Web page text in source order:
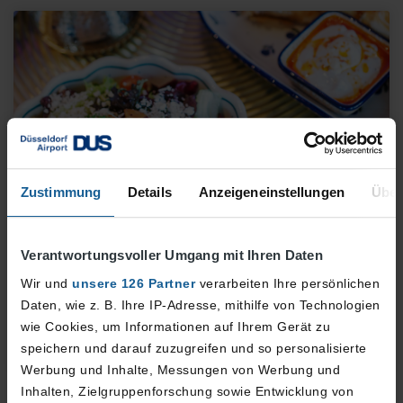
Zustimmung Details Anzeigeneinstellungen
Verantwortungsvoller Umgang mit Ihren Daten
Wir und unsere 126 Partnerverarbeiten Ihre persönlichen
Daten, wie z. B. Ihre IP-Adresse, mithilfe von Technologien
wie Cookies, um Informationen auf Ihrem Gerät zu
speichern und darauf zuzugreifen und so personalisierte
Werbung und Inhalte, Messungen von Werbung und
Inhalten, Zielgruppenforschung sowie Entwicklung von
bona'me
Zutaten, orientalischen Gewürzen und gesunden
Spezialitäten
Mehr erfahren